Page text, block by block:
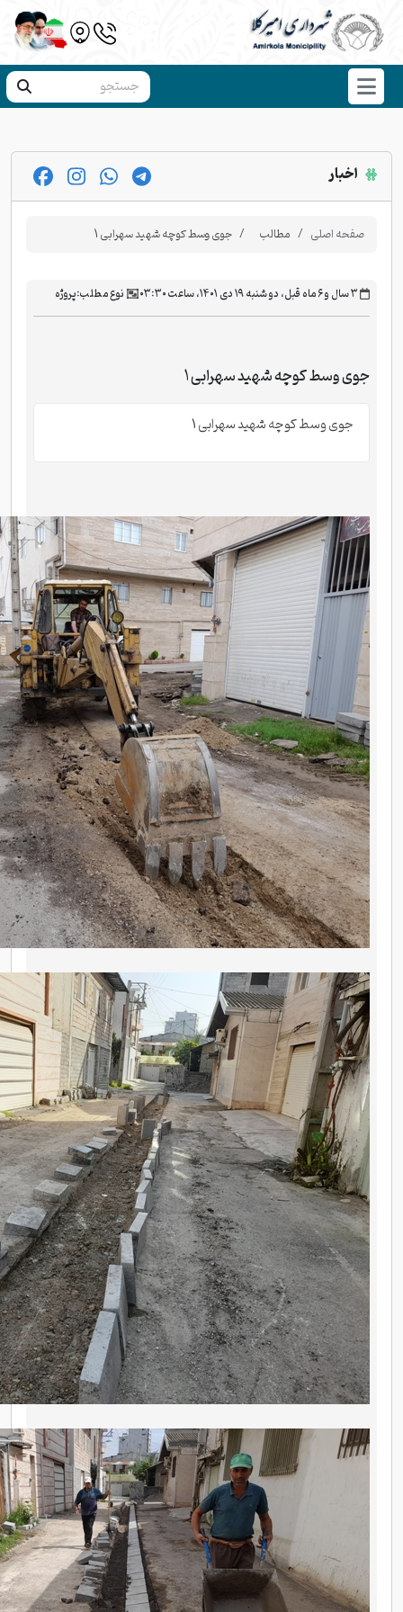
اخبار
صفحه اصلی مطالب جوی وسط کوچه شهید سهرابی 1
‫۳ سال و ۶ ماه قبل، دو شنبه ۱۹ دی ۱۴۰۱، ساعت ۰۳:۳۰ نوع مطلب:پروژه
جوی وسط کوچه شهید سهرابی 1
جوی وسط کوچه شهید سهرابی 1